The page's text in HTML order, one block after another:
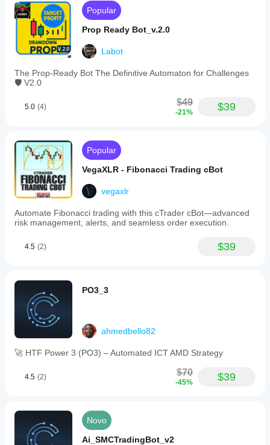
Popular
Prop Ready Bot_v.2.0
Labot
The Prop-Ready Bot The Definitive Automaton for Challenges
🛡️ V2.0
5.0 (4) $49
-21% $39
Popular
VegaXLR - Fibonacci Trading cBot
vegaxlr
Automate Fibonacci trading with this cTrader cBot—advanced
risk management, alerts, and seamless order execution.
4.5 (2) $39
PO3_3
ahmedbello82
🚀 HTF Power 3 (PO3) – Automated ICT AMD Strategy
4.5 (2) $70
-45% $39
Novo
Ai_SMCTradingBot_v2